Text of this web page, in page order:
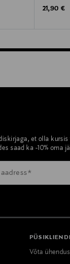
Original
21,90 €
et olla
saad ka -10% oma
Võta